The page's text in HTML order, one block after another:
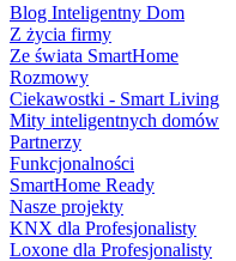
Blog Inteligentny Dom
Z życia firmy
Ze świata SmartHome
Rozmowy
Ciekawostki - Smart Living
Mity inteligentnych domów
Partnerzy
Funkcjonalności
SmartHome Ready
Nasze projekty
KNX dla Profesjonalisty
Loxone dla Profesjonalisty